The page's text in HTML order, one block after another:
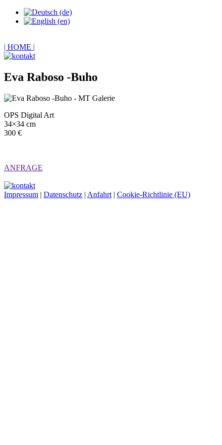
| HOME |
Eva Raboso -Buho
OPS Digital Art
34×34 cm
300 €
ANFRAGE
Impressum | Datenschutz | Anfahrt | Cookie-Richtlinie (EU)